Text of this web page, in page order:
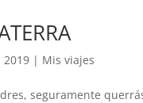
2019 | Mis viajes
seguramente